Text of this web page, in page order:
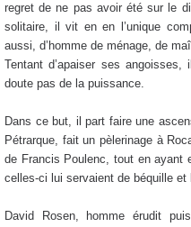
regret de ne pas avoir été sur le
solitaire, il vit en en l’unique
aussi, d’homme de ménage, de
Tentant d’apaiser ses
doute pas de la puissance.
Dans ce but, il part faire une
Pétrarque, fait un pèlerinage à
de Francis Poulenc, tout en ayant
celles-ci lui servaient de béquille et
David Rosen, homme érudit